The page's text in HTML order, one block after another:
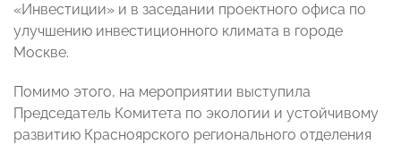
«Инвестиции» и в заседании проектного офиса по
улучшению инвестиционного климата в городе
Москве.
Помимо этого, на мероприятии выступила
Председатель Комитета по экологии и устойчивому
развитию Красноярского регионального отделения